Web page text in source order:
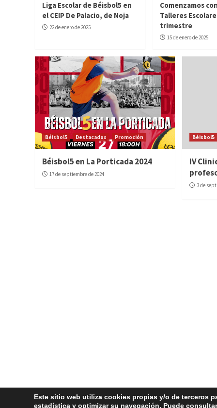
Liga Escolar de Béisbol5 en
el CEIP De Palacio, de Noja
22 de enero de 2025
Comenzamos
Talleres
trimestre
15 de enero de 2025
Béisbol5 Destacados Promoción
Béisbol5 en La Porticada 2024
17 de septiembre de 2024
Béisbol5
IV
3 de
Este sitio web utiliza cookies propias y/o de terceros
estadística y optimizar su navegación. Puede